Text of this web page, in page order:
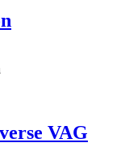
VAG